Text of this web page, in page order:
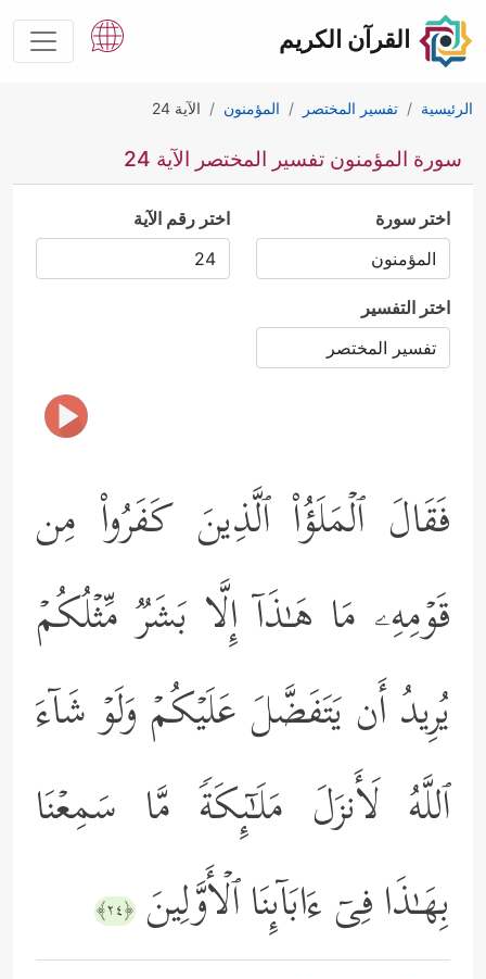
القرآن الكريم
الرئيسية تفسير المختصر المؤمنون الآية 24
سورة المؤمنون تفسير المختصر الآية 24
اختر سورة اختر رقم الآية
اختر التفسير
فَقَالَ ٱلۡمَلَؤُاْ ٱلَّذِینَ كَفَرُواْ مِن
قَوۡمِهِۦ مَا هَـٰذَاۤ إِلَّا بَشَرࣱ مِّثۡلُكُمۡ
یُرِیدُ أَن یَتَفَضَّلَ عَلَیۡكُمۡ وَلَوۡ شَاۤءَ
ٱللَّهُ لَأَنزَلَ مَلَـٰۤىِٕكَةࣰ مَّا سَمِعۡنَا
بِهَـٰذَا فِیۤ ءَابَاۤىِٕنَا ٱلۡأَوَّلِینَ ﴿٢٤﴾